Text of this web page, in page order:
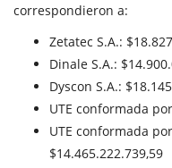
correspondieron a:
Zetatec S.A.:
Dinale S.A.:
Dyscon S.A.:
UTE conformada
UTE conformada
$14.465.222.739,59